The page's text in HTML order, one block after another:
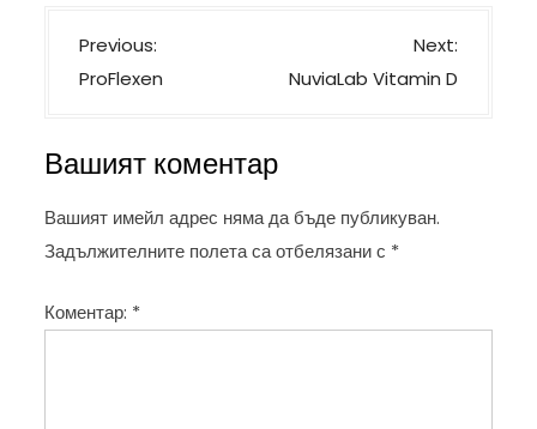
Н
а
и
г
а
ц
я
Previous:
ProFlexen
Next:
NuviaLab Vitamin D
Вашият коментар
Вашият имейл адрес няма да бъде публикуван.
Задължителните полета са отбелязани с *
Коментар: *